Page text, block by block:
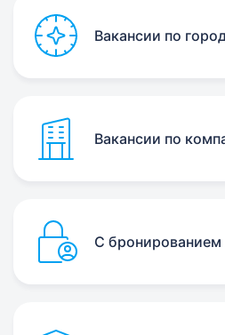
Вакансии по
Вакансии по
С бронированием